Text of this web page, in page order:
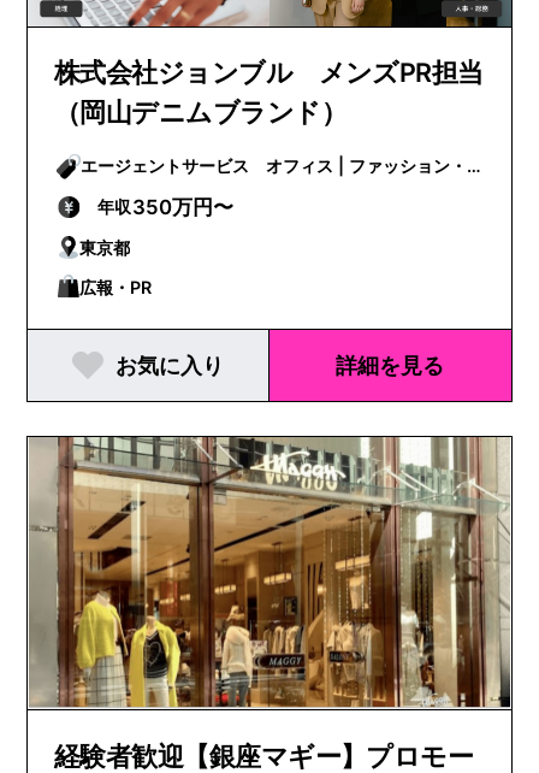
株式会社ジョンブル メンズPR担当
（岡山デニムブランド）
エージェントサービス オフィス | ファッション・
ビューティー
年収350万円〜
東京都
広報・PR
お気に入り 詳細を見る
経験者歓迎【銀座マギー】プロモー